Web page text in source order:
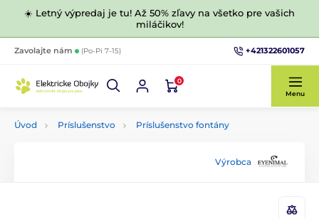
☀️ Letný výpredaj je tu! Až 50% zľavy na všetko pre vašich
miláčikov!
Zavolajte nám (Po-Pi 7-15) +421322601057
0
Menu
Úvod Príslušenstvo Príslušenstvo fontány
Výrobca